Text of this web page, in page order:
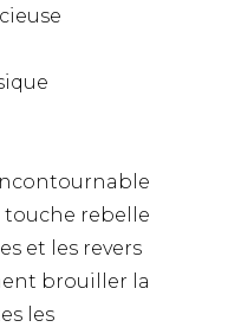
touche rebelle
et les revers
brouiller la
les